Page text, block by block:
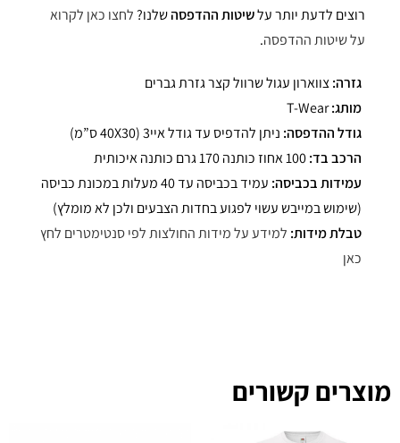
רוצים לדעת יותר עלשיטות ההדפסהשלנו?לחצו כאן לקרוא
על שיטות ההדפסה.
גזרה:צווארון עגול שרוול קצר גזרת גברים
מותג:T-Wear
גודל ההדפסה: ניתן להדפיס עד גודל איי3 (40X30 ס”מ)
הרכב בד:
עמידות בכביסה:
עמיד בכביסה עד 40 מעלות במכונת כביסה
(שימוש במייבש עשוי לפגוע בחדות הצבעים ולכן לא מומלץ)
טבלת מידות: למידע על מידות החולצות לפי סנטימטרים לחץ
כאן
מוצרים קשורים